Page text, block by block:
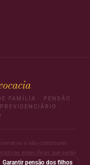
FAMÍLIA · PENSÃO
·
e não constituem
específicas que serão
Código de Ética da OAB.
Garantir pensão dos filhos